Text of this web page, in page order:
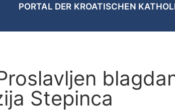
PORTAL DER KROATISCHEN
Stepinca